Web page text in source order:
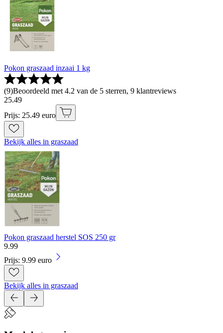
Pokon graszaad inzaai 1 kg
(9)Beoordeeld met 4.2 van de 5 sterren, 9 klantreviews
25.49
Prijs: 25.49 euro
Bekijk alles in graszaad
Pokon graszaad herstel SOS 250 gr
9.99
Prijs: 9.99 euro
Bekijk alles in graszaad